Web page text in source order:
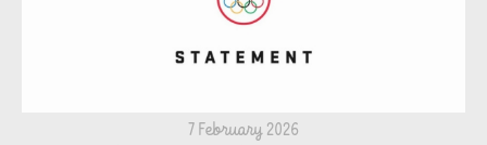
7 February 2026